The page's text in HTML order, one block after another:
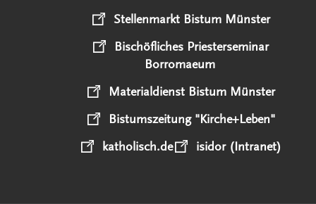
Stellenmarkt Bistum Münster
Bischöfliches Priesterseminar
Borromaeum
Materialdienst Bistum Münster
Bistumszeitung "Kirche+Leben"
katholisch.de
isidor (Intranet)